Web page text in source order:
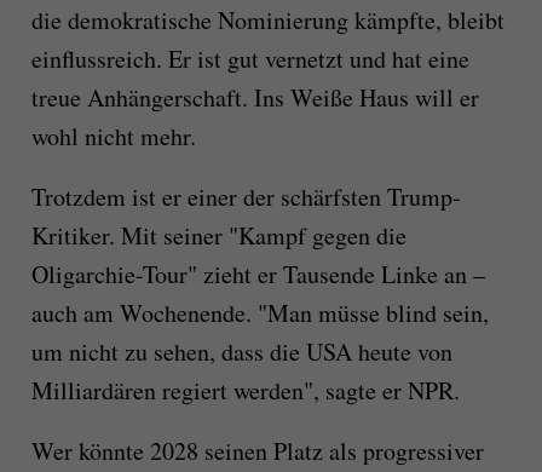
die demokratische Nominierung kämpfte, bleibt
einflussreich. Er ist gut vernetzt und hat eine
treue Anhängerschaft. Ins Weiße Haus will er
wohl nicht mehr.
Trotzdem ist er einer der schärfsten Trump-
Kritiker. Mit seiner "Kampf gegen die
Oligarchie-Tour" zieht er Tausende Linke an –
auch am Wochenende. "Man müsse blind sein,
um nicht zu sehen, dass die USA heute von
Milliardären regiert werden", sagte er NPR.
Wer könnte 2028 seinen Platz als progressiver